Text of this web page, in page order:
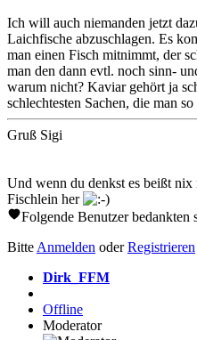
Ich will auch niemanden jetzt
Laichfische abzuschlagen. Es
man einen Fisch mitnimmt, der
man den dann evtl. noch sinn-
warum nicht? Kaviar gehört ja
schlechtesten Sachen, die man
Gruß Sigi
Und wenn du denkst es beißt
Fischlein her
Folgende Benutzer bedankten
Bitte Anmelden oderRegistrieren
Dirk_FFM
Offline
Moderator